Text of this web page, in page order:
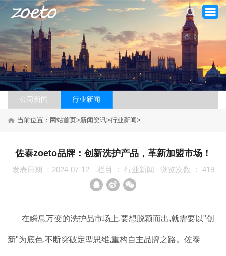
加盟案例
公司新闻 行业新闻
当前位置： 网站首页>新闻资讯>行业新闻>
佐泰zoeto品牌：创新洗护产品，革新加盟市场！
发表日期 ：2024-07-12 栏目 ： 行业新闻 浏览次数 ： 419
在瞬息万变的洗护品市场上,要想脱颖而出,就需要以"创
新"为底色,不断突破定型思维,重构自主品牌之路。佐泰